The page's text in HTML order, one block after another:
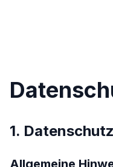
1.
Allgemeine